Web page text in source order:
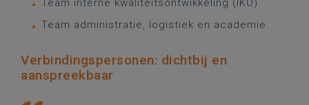
Team interne kwaliteitsontwikkeling (IKO)
Team administratie, logistiek en academie
Verbindingspersonen: dichtbij en
aanspreekbaar